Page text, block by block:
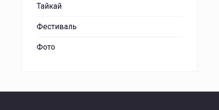
Тайкай
Фестиваль
Фото